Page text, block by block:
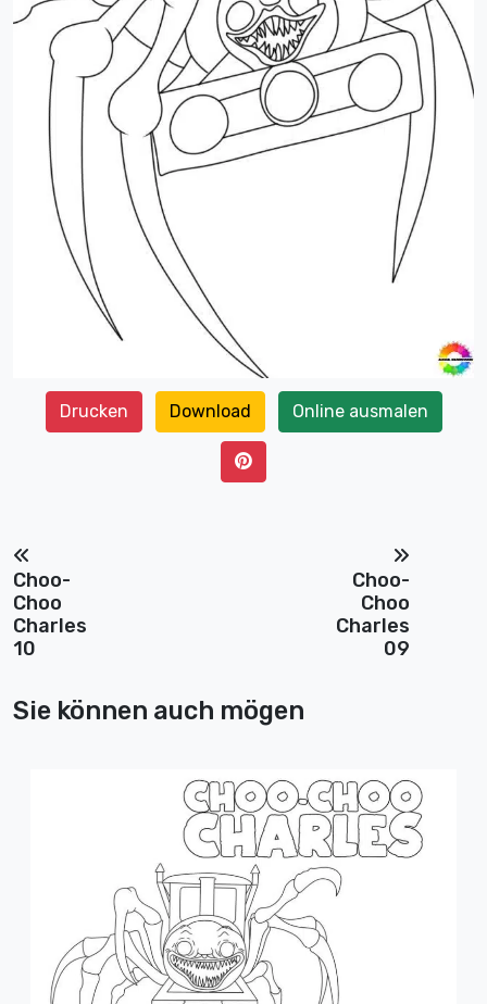
Drucken Download Online ausmalen
Choo-
Choo
Charles
10
Choo-
Choo
Charles
09
Sie können auch mögen